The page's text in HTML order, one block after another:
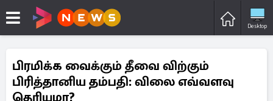
Desktop
பிரமிக்க வைக்கும் தீவை விற்கும்
பிரித்தானிய தம்பதி: விலை எவ்வளவு
தெரியுமா?